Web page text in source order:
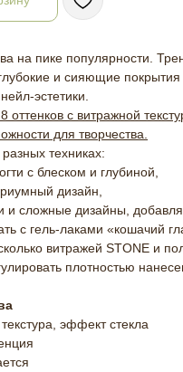
на пике популярности.
и сияющие покрытия
эстетики.
оттенков с витражной
для творчества.
техниках:
с блеском и глубиной,
дизайн,
и сложные дизайны,
с гель-лаками «кошачий
витражей STONE и
плотностью
эффект стекла